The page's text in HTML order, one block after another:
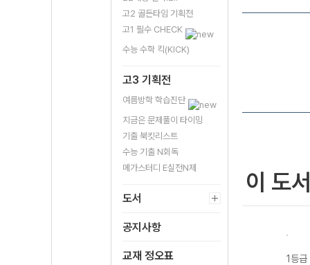
고2 골든타임 기획전
고1 필수 CHECK
수능 수학 킥(KICK)
고3 기획전
여름방학 학습진단
지금은 문제풀이 타이밍
기출 북킷리스트
수능 기출 N회독
메가스터디 E실전N제
도서
공지사항
교재 정오표
이 도
1등급 만들기 통
1등급